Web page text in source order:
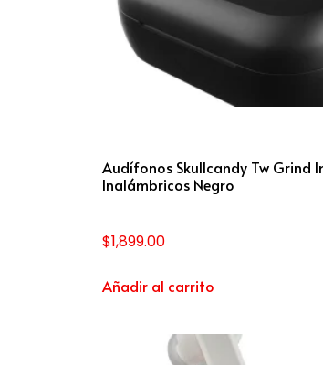
Audífonos Skullcandy Tw Grind
Inalámbricos Negro
$1,899.00
Añadir al carrito